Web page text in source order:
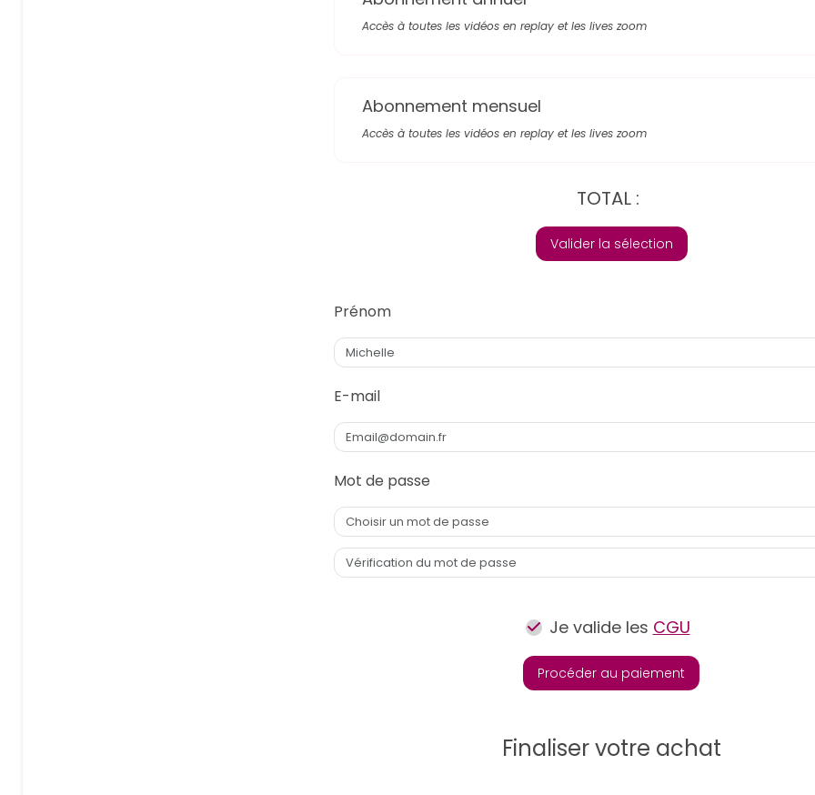
Accès à toutes les vidéos en replay et les lives zoom
Abonnement mensuel
Accès à toutes les vidéos en replay et les lives zoom
TOTAL :
Valider la sélection
Prénom
E-mail
Mot de passe
Je valide les CGU
Procéder au paiement
Finaliser votre achat